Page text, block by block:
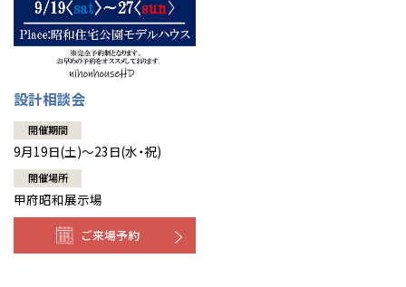
設計相談会
開催期間
9月19日(土)～23日(水・祝)
開催場所
甲府昭和展示場
ご来場予約